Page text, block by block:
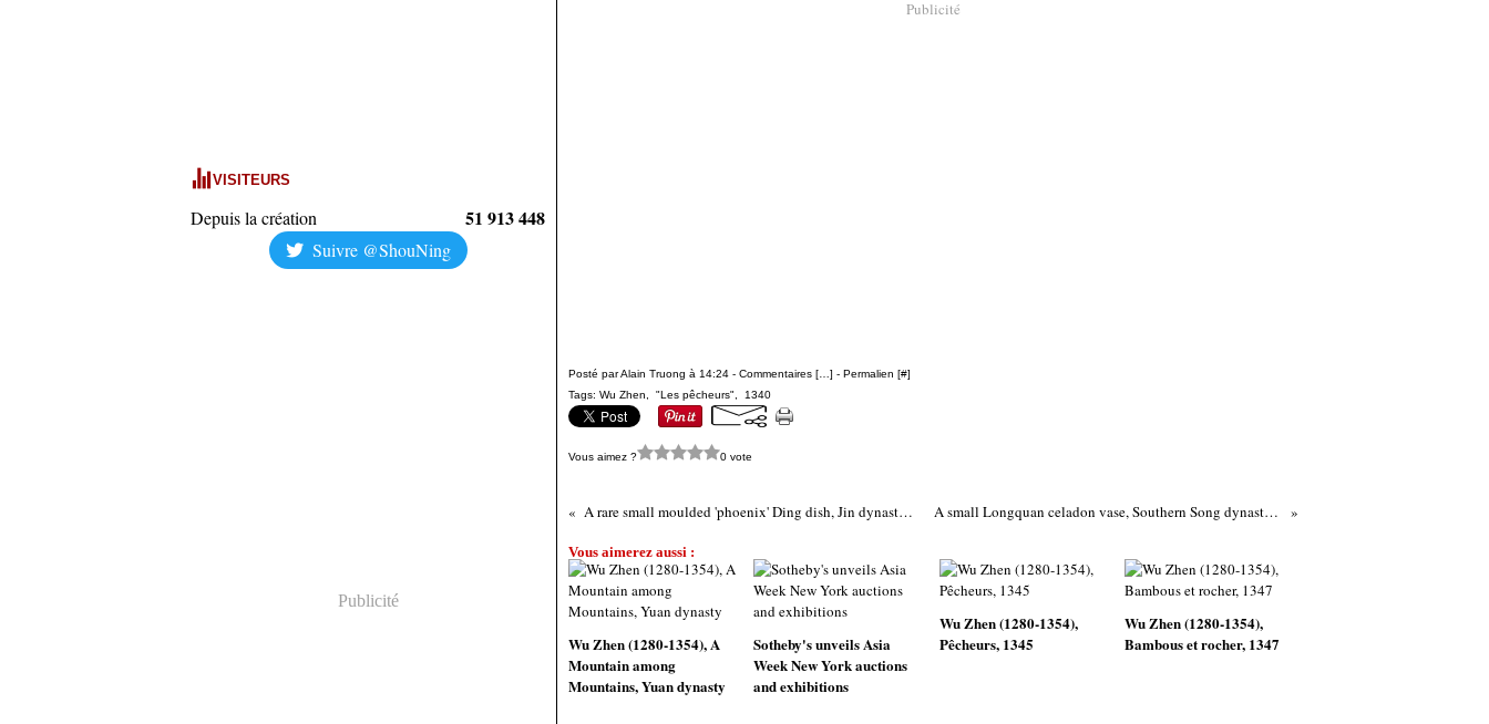
VISITEURS
Depuis la création 51 913 448
Suivre @ShouNing
Publicité
Publicité
Posté par Alain Truong à 14:24 - Commentaires [ ] - Permalien [#]
Tags: Wu Zhen "Les pêcheurs" 1340
Vous aimez ? 0 vote
A rare small moulded 'phoenix' Ding dish, Jin dynasty (1115-1234) A small Longquan celadon vase, Southern Song dynasty (1127-1279)
Vous aimerez aussi :
Wu Zhen (1280-1354), A
Mountain among
Mountains, Yuan dynasty
Sotheby's unveils Asia
Week New York auctions
and exhibitions
Wu Zhen (1280-1354),
Pêcheurs, 1345
Wu Zhen (1280-1354),
Bambous et rocher, 1347